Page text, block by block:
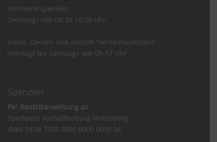
Flohmarktspenden:
Dienstags von 08:30-10:30 Uhr
Futter, Decken und andere Tierheimspenden:
montags bis samstags von 08-17 Uhr
Spenden
Per Banküberweisung an
Sparkasse Aschaffenburg-Miltenberg
IBAN DE34 7955 0000 0000 0018 26